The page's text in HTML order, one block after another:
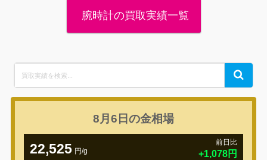
腕時計の買取実績一覧
for:
Search
8月6日の金相場
22,525 円/g
前日比
+1,078円